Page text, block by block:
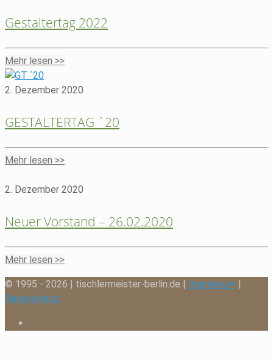
Gestaltertag 2022
Mehr lesen >>
2. Dezember 2020
GESTALTERTAG ´20
Mehr lesen >>
2. Dezember 2020
Neuer Vorstand – 26.02.2020
Mehr lesen >>
© 1995 - 2026 | tischlermeister-berlin.de | Impressum |
Datenschutz